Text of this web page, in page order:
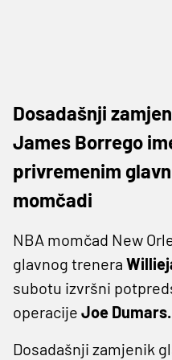
Dosadašnji
James Borrego
privremenim
momčadi
NBA momčad New
glavnog trenera
subotu izvršni
operacije Joe Dumars.
Dosadašnji zamjenik